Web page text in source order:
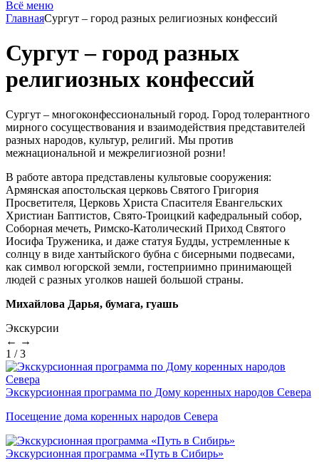
Всё меню
ГлавнаяСургут – город разных религиозных конфессий
Сургут – город разных
религиозных конфессий
Сургут – многоконфессиональный город. Город толерантного
мирного сосуществования и взаимодействия представителей
разных народов, культур, религий. Мы против
межнациональной и межрелигиозной розни!
В работе автора представлены культовые сооружения:
Армянская апостольская церковь Святого Григория
Просветителя, Церковь Христа Спасителя Евангельских
Христиан Баптистов, Свято-Троицкий кафедральный собор,
Соборная мечеть, Римско-Католический Приход Святого
Иосифа Труженика, и даже статуя Будды, устремленные к
солнцу в виде хантыйского бубна с бисерными подвесами,
как символ югорской земли, гостеприимно принимающей
людей с разных уголков нашей большой страны.
Михайлова Дарья, бумага, гуашь
Экскурсии
← →
1 / 3
Экскурсионная программа по Дому коренных народов Севера
Посещение дома коренных народов Севера
Экскурсионная программа «Путь в Сибирь»